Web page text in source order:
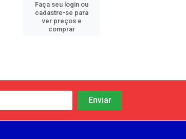
Faça seu login ou
cadastre-se para
ver preços e
comprar